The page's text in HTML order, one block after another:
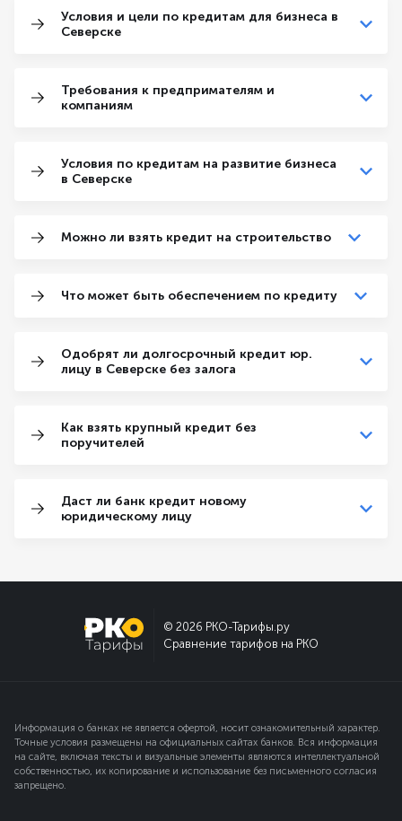
Условия и цели по кредитам для бизнеса в
Северске
Требования к предпримателям и
компаниям
Условия по кредитам на развитие бизнеса
в Северске
Можно ли взять кредит на строительство
Что может быть обеспечением по кредиту
Одобрят ли долгосрочный кредит юр.
лицу в Северске без залога
Как взять крупный кредит без
поручителей
Даст ли банк кредит новому
юридическому лицу
© 2026 РКО-Тарифы.ру
Сравнение тарифов на РКО
Информация о банках не является офертой, носит ознакомительный характер.
Точные условия размещены на официальных сайтах банков. Вся информация
на сайте, включая тексты и визуальные элементы являются интеллектуальной
собственностью, их копирование и использование без письменного согласия
запрещено.